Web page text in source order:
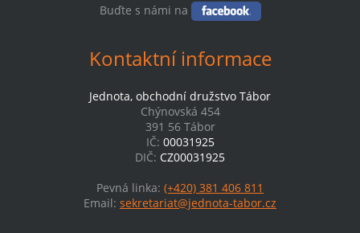
Buďte s námi na
Kontaktní informace
Jednota, obchodní družstvo Tábor
Chýnovská 454
391 56 Tábor
IČ: 00031925
DIČ: CZ00031925
Pevná linka: (+420) 381 406 811
Email: sekretariat@jednota-tabor.cz